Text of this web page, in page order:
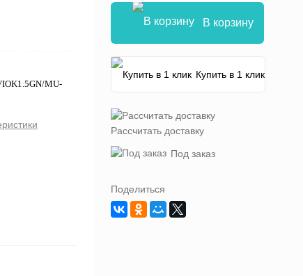
MU-
В корзину
Купить в 1 клик
Рассчитать доставку
Под заказ
Поделиться